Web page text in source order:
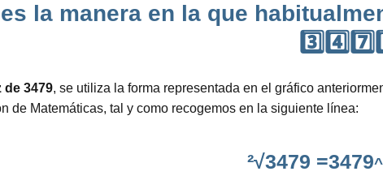
la manera en la que
de 3479, se utiliza la forma representada en el gráfico
de Matemáticas, tal y como recogemos en la siguiente línea:
²√3479 =3479